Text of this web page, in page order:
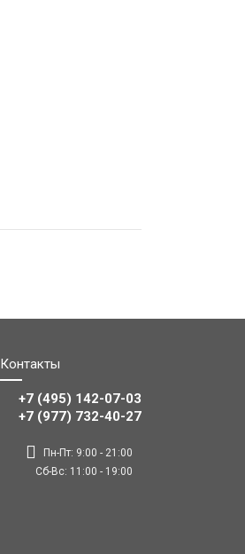
Контакты
+7 (495) 142-07-03
‎‎+7 (977) 732-40-27
Пн-Пт: 9:00 - 21:00
Сб-Вс: 11:00 - 19:00